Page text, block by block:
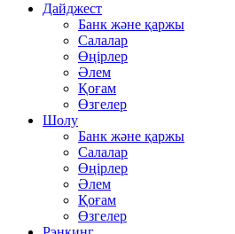
Дайджест
Банк және қаржы
Салалар
Өңірлер
Әлем
Қоғам
Өзгелер
Шолу
Банк және қаржы
Салалар
Өңірлер
Әлем
Қоғам
Өзгелер